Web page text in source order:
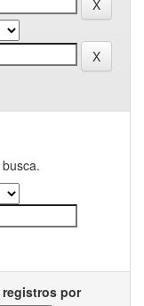
registros por